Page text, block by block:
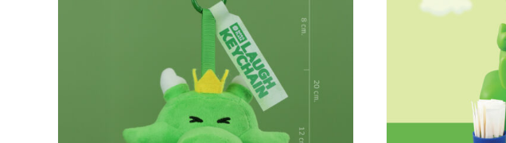
หยิบใส่ตะกร้า / DETAILS